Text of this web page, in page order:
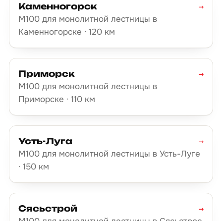
Каменногорск
М100 для монолитной лестницы в
Каменногорске · 120 км
→
Приморск
М100 для монолитной лестницы в
Приморске · 110 км
→
Усть-Луга
М100 для монолитной лестницы в Усть-Луге
· 150 км
→
Сясьстрой
→